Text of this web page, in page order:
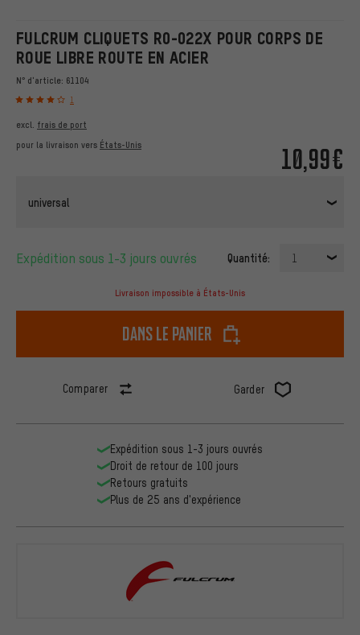
FULCRUM CLIQUETS R0-022X POUR CORPS DE
ROUE LIBRE ROUTE EN ACIER
N° d'article: 61104
1
10,99€
excl. frais de port
pour la livraison vers États-Unis
universal
Expédition sous 1-3 jours ouvrés Quantité: 1
Livraison impossible à États-Unis
dans le panier
Comparer Garder
Expédition sous 1-3 jours ouvrés
Droit de retour de 100 jours
Retours gratuits
Plus de 25 ans d'expérience